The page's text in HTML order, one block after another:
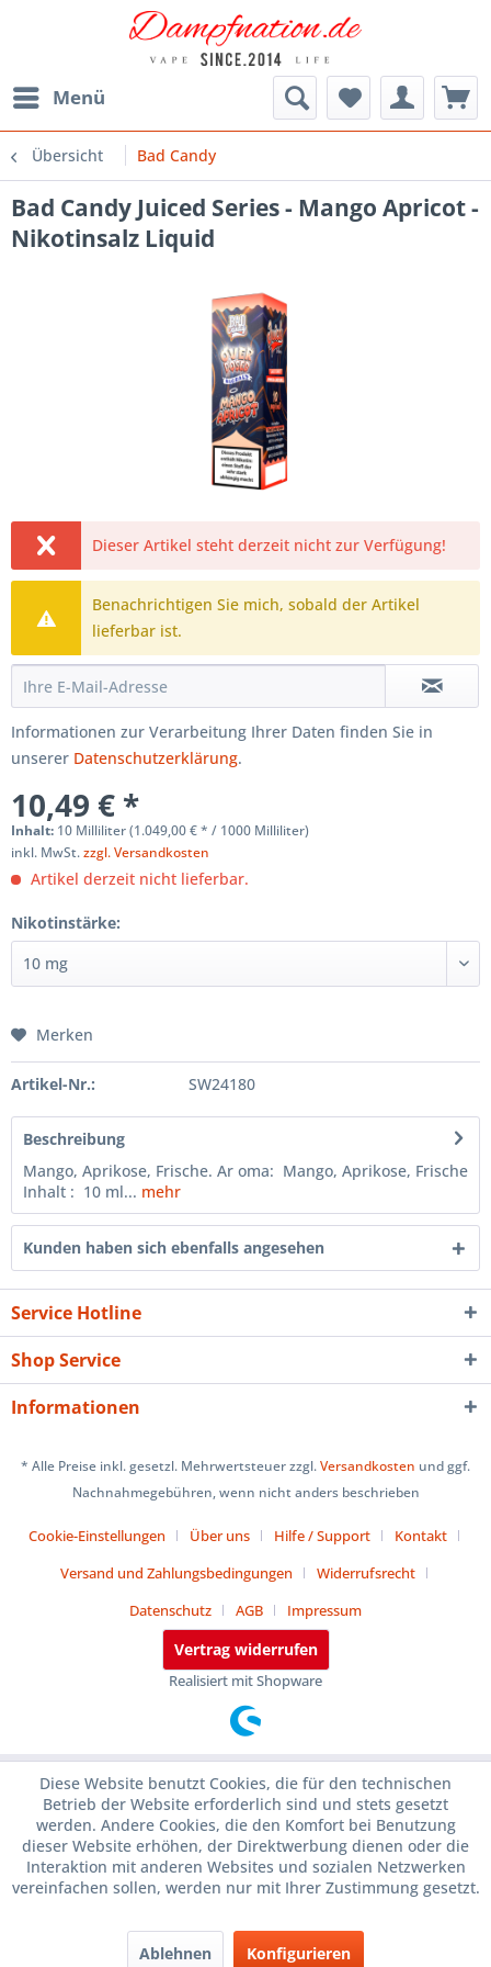
Menü
Übersicht Bad Candy
Bad Candy Juiced Series - Mango Apricot -
Nikotinsalz Liquid
Dieser Artikel steht derzeit nicht zur Verfügung!
Benachrichtigen Sie mich, sobald der Artikel
lieferbar ist.
Informationen zur Verarbeitung Ihrer Daten finden Sie in
unserer Datenschutzerklärung.
10,49 € *
Inhalt: 10 Milliliter (1.049,00 € * / 1000 Milliliter)
inkl. MwSt.zzgl. Versandkosten
Artikel derzeit nicht lieferbar.
Nikotinstärke:
Merken
Artikel-Nr.: SW24180
Beschreibung
Mango, Aprikose, Frische. Ar oma: Mango, Aprikose, Frische
Inhalt : 10 ml... mehr
Kunden haben sich ebenfalls angesehen
Service Hotline
Shop Service
Informationen
* Alle Preise inkl. gesetzl. Mehrwertsteuer zzgl.Versandkosten und ggf.
Nachnahmegebühren, wenn nicht anders beschrieben
Cookie-Einstellungen Über uns Hilfe / Support
Kontakt
Versand und Zahlungsbedingungen
Widerrufsrecht
Datenschutz
AGB Impressum
Vertrag widerrufen
Realisiert mit Shopware
Diese Website benutzt Cookies, die für den technischen
Betrieb der Website erforderlich sind und stets gesetzt
werden. Andere Cookies, die den Komfort bei Benutzung
dieser Website erhöhen, der Direktwerbung dienen oder die
Interaktion mit anderen Websites und sozialen Netzwerken
vereinfachen sollen, werden nur mit Ihrer Zustimmung gesetzt.
Ablehnen Konfigurieren